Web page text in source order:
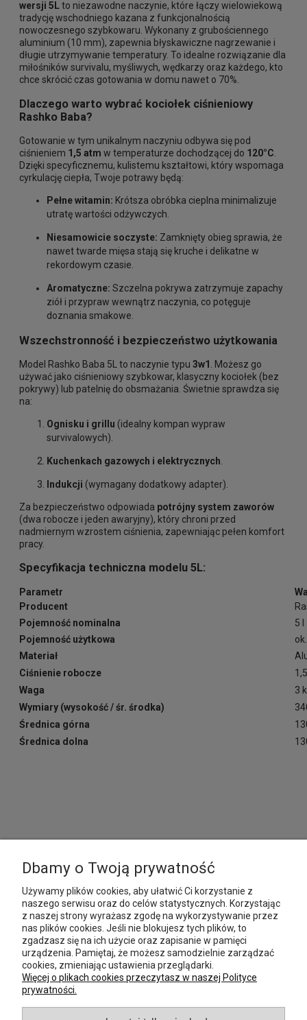
wersji 5Lto niezawodne naczynie, które łączy wielowiekową
tradycję wschodniego kazana z funkcjonalnością
nowoczesnego szybkowaru. Wykonany z grubościennego
aluminium (10 mm), zapewnia błyskawiczne nagrzewanie i
długie utrzymywanie temperatury. To idealne rozwiązanie dla
miłośników survivalu, myśliwych, wędkarzy oraz każdego, kto
chce skrócić czas gotowania w domu nawet o 70%.
Dlaczego warto wybrać kociołek ciśnieniowy
Rashko Baba?
Gotowanie w tym unikalnym naczyniu odbywa się pod
ciśnieniem 1,5 atm w temperaturze dochodzącej do 120°C
Dzięki specyficznemu, kulistemu kształtowi, który wspomaga
cyrkulację ciepła, Twoje potrawy będą:
Pełne witamin: Krótsza obróbka cieplna minimalizuje
utratę wartości odżywczych.
Niesamowicie soczyste: Zamknięty obieg sprawia, że
nawet twarde mięsa stają się kruche i delikatne w
rekordowym czasie.
Aromatyczne: Szczelna pokrywa zatrzymuje zapachy
ziół i przypraw wewnątrz naczynia, co potęguje
doznania smakowe.
Wszechstronność i bezpieczeństwo użytkowania
Model Rashko Baba 5L to naczynie typu 3w1
. Możesz go
używać jako ciśnieniowy szybkowar, klasyczny kociołek (bez
pokrywy) lub patelnię do obsmażania. Świetnie sprawdza się
na:
Ognisku i grillu (idealny kompan wypraw
survivalowych).
Kuchenkach gazowych i elektrycznych
Indukcji (wymagany dodatkowy adapter).
Za bezpieczeństwo odpowiada potrójny system zaworów
(dwa robocze i jeden awaryjny), który chroni przed
nadmiernym wzrostem ciśnienia, zapewniając pełen komfort
pracy.
Specyfikacja techniczna modelu 5L:
Parametr
Producent
Pojemność nominalna
5 l
Pojemność użytkowa
Materiał
Ciśnienie robocze
Waga
3
Wymiary (wysokość / śr. środka)
Średnica górna
Średnica dolna
MOJE KONTO
PŁATNOŚCI I DOSTAWA
INFORMACJE
POMOC
Dbamy o Twoją prywatność
Używamy plików cookies, aby ułatwić Ci korzystanie z
naszego serwisu oraz do celów statystycznych. Korzystając
z naszej strony wyrażasz zgodę na wykorzystywanie przez
nas plików cookies. Jeśli nie blokujesz tych plików, to
zgadzasz się na ich użycie oraz zapisanie w pamięci
urządzenia. Pamiętaj, że możesz samodzielnie zarządzać
cookies, zmieniając ustawienia przeglądarki.
Więcej o plikach cookies przeczytasz w naszej Polityce
prywatności.